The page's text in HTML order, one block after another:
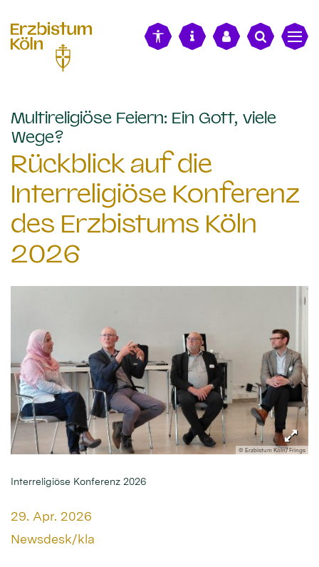
Multireligiöse Feiern: Ein Gott, viele
Wege?
Rückblick auf die
Interreligiöse Konferenz
des Erzbistums Köln
2026
© Erzbistum Köln/ Frings
Interreligiöse Konferenz 2026
Datum:
29. Apr. 2026
Von:
Newsdesk/kla